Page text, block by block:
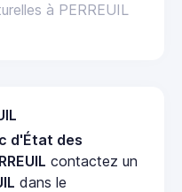
à PERREUIL
d'État des
contactez un
dans le